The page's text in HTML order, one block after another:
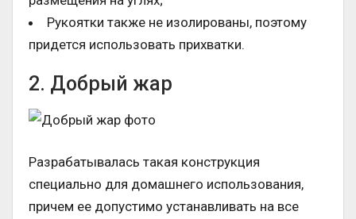
Рукоятки также не изолированы, поэтому
придется использовать прихватки.
2. Добрый жар
Разрабатывалась такая конструкция
специально для домашнего использования,
причем ее допустимо устанавливать на все